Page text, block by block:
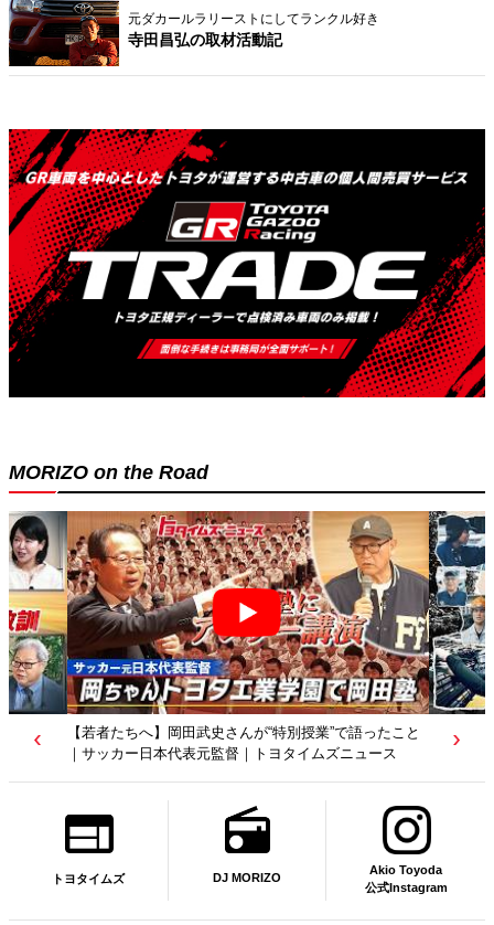
元ダカールラリーストにしてランクル好き
寺田昌弘の取材活動記
MORIZO on the Road
【若者たちへ】岡田武史さんが“特別授業”で語ったこと
｜サッカー日本代表元監督｜トヨタイムズニュース
トヨタイムズ DJ MORIZO
Akio Toyoda
公式Instagram